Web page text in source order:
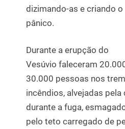
dizimando-as e criando o
pânico.
Durante a erupção do
Vesúvio faleceram
30.000 pessoas nos
incêndios, alvejadas
durante a fuga,
pelo teto carregado de